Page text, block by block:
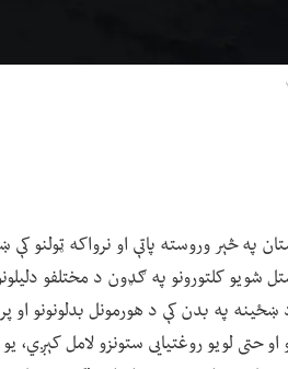
په څېر وروسته پاتې او نرواکه
شويو کلتورونو په ګډون د مختلفو
په بدن کې د هورمونل بدلونونو او
او حتی لویو روغتیایی ستونزو لامل